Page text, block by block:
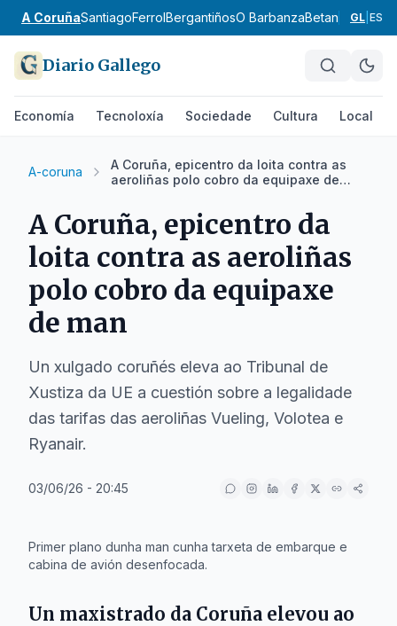
A CoruñaSantiagoFerrolBergantiñosO BarbanzaBetanzosOrdes
GL ES
Diario Gallego
Economía Tecnoloxía Sociedade Cultura Local
A-coruna
A Coruña, epicentro da loita contra as
aeroliñas polo cobro da equipaxe de
A Coruña, epicentro da
loita contra as aeroliñas
polo cobro da equipaxe
de man
Un xulgado coruñés eleva ao Tribunal de
Xustiza da UE a cuestión sobre a legalidade
das tarifas das aeroliñas Vueling, Volotea e
Ryanair.
03/06/26 - 20:45
Primer plano dunha man cunha tarxeta de embarque e
cabina de avión desenfocada.
Un maxistrado da Coruña elevou ao